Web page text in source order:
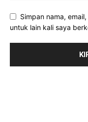
Simpan nama,
untuk lain kali saya